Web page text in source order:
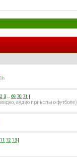
2 3… 69 70 71 ]
аудио приколы о футболе)
11 12 13]